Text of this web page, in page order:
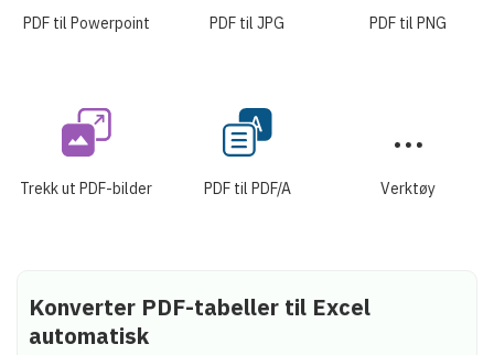
PDF til Powerpoint PDF til JPG PDF til PNG
Trekk ut PDF-bilder PDF til PDF/A Verktøy
Konverter PDF-tabeller til Excel
automatisk